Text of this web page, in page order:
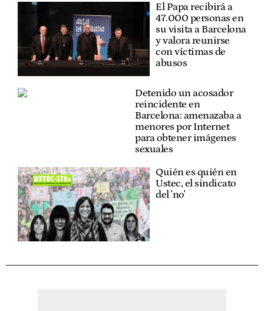
El Papa recibirá a
47.000 personas en
su visita a Barcelona
y valora reunirse
con víctimas de
abusos
Detenido un acosador
reincidente en
Barcelona: amenazaba a
menores por Internet
para obtener imágenes
sexuales
Quién es quién en
Ustec, el sindicato
del 'no'